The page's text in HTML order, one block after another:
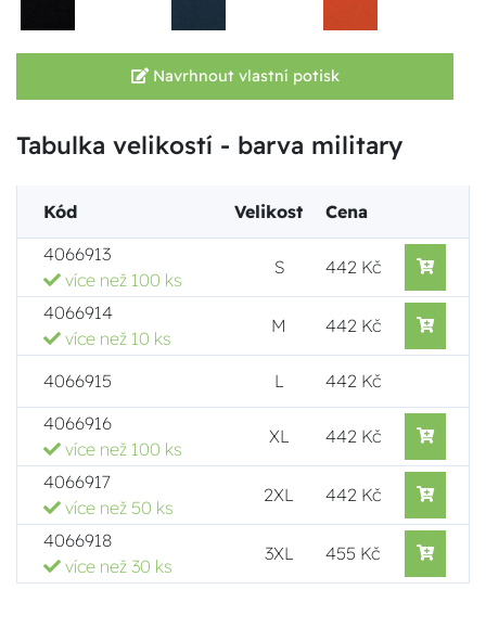
Navrhnout vlastní potisk
Tabulka velikostí - barva military
Kód Velikost
Cena
4066913
více než 100 ks
S 442 Kč
4066914
více než 10 ks
M 442 Kč
4066915 L
442 Kč
4066916
více než 100 ks
XL 442 Kč
4066917
více než 50 ks
2XL 442 Kč
4066918
více než 30 ks
3XL 455 Kč